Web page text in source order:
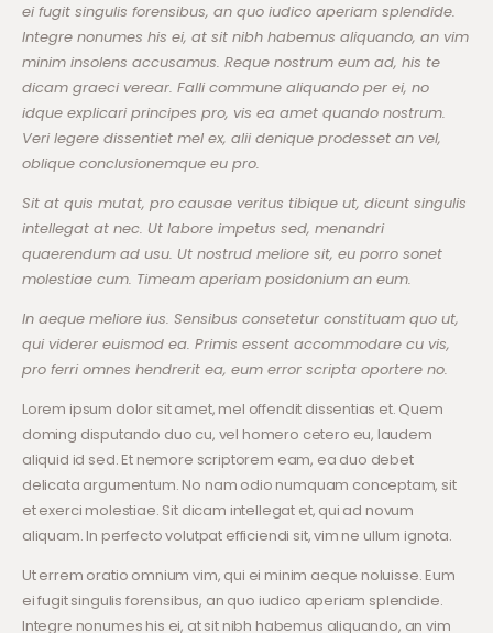
ei fugit singulis forensibus, an quo iudico aperiam splendide.
Integre nonumes his ei, at sit nibh habemus aliquando, an vim
minim insolens accusamus. Reque nostrum eum ad, his te
dicam graeci verear. Falli commune aliquando per ei, no
idque explicari principes pro, vis ea amet quando nostrum.
Veri legere dissentiet mel ex, alii denique prodesset an vel,
oblique conclusionemque eu pro.
Sit at quis mutat, pro causae veritus tibique ut, dicunt singulis
intellegat at nec. Ut labore impetus sed, menandri
quaerendum ad usu. Ut nostrud meliore sit, eu porro sonet
molestiae cum. Timeam aperiam posidonium an eum.
In aeque meliore ius. Sensibus consetetur constituam quo ut,
qui viderer euismod ea. Primis essent accommodare cu vis,
pro ferri omnes hendrerit ea, eum error scripta oportere no.
Lorem ipsum dolor sit amet, mel offendit dissentias et. Quem
doming disputando duo cu, vel homero cetero eu, laudem
aliquid id sed. Et nemore scriptorem eam, ea duo debet
delicata argumentum. No nam odio numquam conceptam, sit
et exerci molestiae. Sit dicam intellegat et, qui ad novum
aliquam. In perfecto volutpat efficiendi sit, vim ne ullum ignota.
Ut errem oratio omnium vim, qui ei minim aeque noluisse. Eum
ei fugit singulis forensibus, an quo iudico aperiam splendide.
Integre nonumes his ei, at sit nibh habemus aliquando, an vim